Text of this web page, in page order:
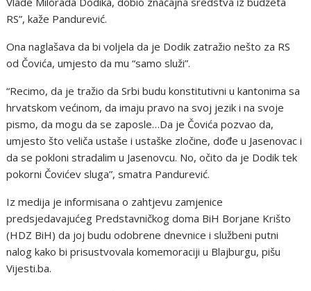
RS”, kaže Pandurević.
Ona naglašava da bi voljela da je Dodik zatražio nešto za RS
od Čovića, umjesto da mu “samo služi”.
“Recimo, da je tražio da Srbi budu konstitutivni u kantonima sa
hrvatskom većinom, da imaju pravo na svoj jezik i na svoje
pismo, da mogu da se zaposle…Da je Čovića pozvao da,
umjesto što veliča ustaše i ustaške zločine, dođe u Jasenovac i
da se pokloni stradalim u Jasenovcu. No, očito da je Dodik tek
pokorni Čovićev sluga”, smatra Pandurević.
Iz medija je informisana o zahtjevu zamjenice
predsjedavajućeg Predstavničkog doma BiH Borjane Krišto
(HDZ BiH) da joj budu odobrene dnevnice i službeni putni
nalog kako bi prisustvovala komemoraciji u Blajburgu, pišu
Vijesti.ba.